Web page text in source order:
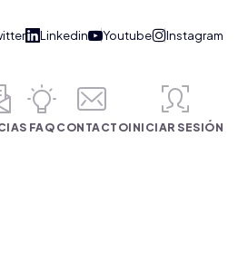
FAQ CONTACTOINICIAR SESIÓN